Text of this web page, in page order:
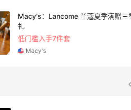
Macy's：Lancome 兰蔻夏季满赠三
礼
低门槛入手7件套
Macy's